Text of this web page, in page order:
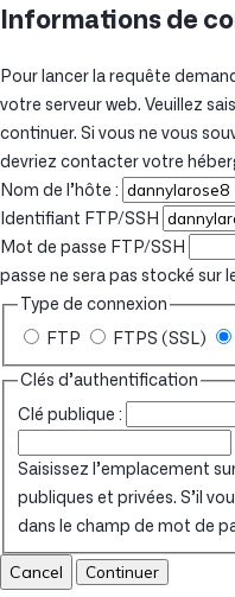
Informations de
Pour lancer la requête
votre serveur web. Veuillez
continuer. Si vous ne vous
devriez contacter votre
Nom de l’hôte :
Identifiant FTP/SSH
Mot de passe FTP/SSH
passe ne sera pas stocké sur
Type de connexion
FTP FTPS (SSL)
Clés d’authentification
Clé publique :
Saisissez l’emplacement
publiques et privées. S’il
dans le champ de mot de
Cancel